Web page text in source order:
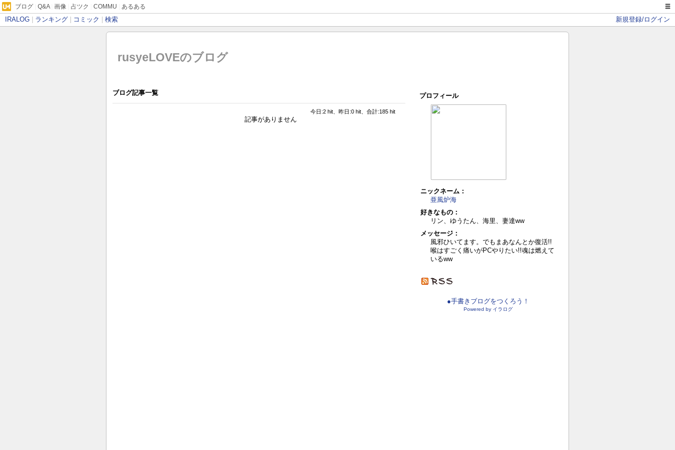
ブログ Q&A| 画像 占ツク COMMU あるある
IRALOG ランキング コミック 検索 新規登録/ログイン
rusyeLOVEのブログ
ブログ記事一覧
今日:2 hit、昨日:0 hit、合計:185 hit
記事がありません
プロフィール
ニックネーム：
亜風炉海
好きなもの：
リン、ゆうたん、海里、妻達ww
メッセージ：
風邪ひいてます。でもまあなんとか復活!!
喉はすごく痛いがPCやりたい!!魂は燃えて
いるww
●手書きブログをつくろう！
Powered by イラログ